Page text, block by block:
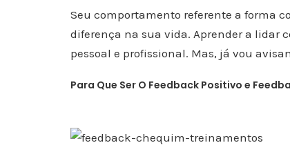
Seu comportamento referente a forma
diferença na sua vida. Aprender a lidar
pessoal e profissional. Mas, já vou
Para Que Ser O Feedback Positivo e